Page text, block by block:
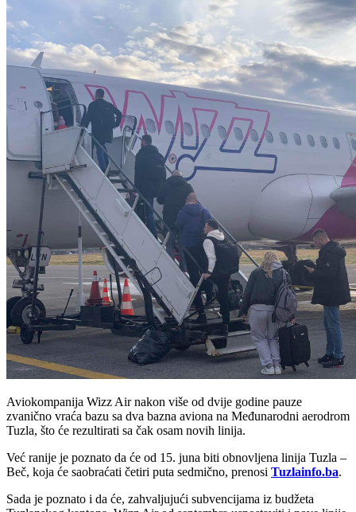
Aviokompanija Wizz Air nakon više od dvije godine pauze
zvanično vraća bazu sa dva bazna aviona na Međunarodni aerodrom
Tuzla, što će rezultirati sa čak osam novih linija.
Već ranije je poznato da će od 15. juna biti obnovljena linija Tuzla –
Beč, koja će saobraćati četiri puta sedmično, prenosi Tuzlainfo.ba.
Sada je poznato i da će, zahvaljujući subvencijama iz budžeta